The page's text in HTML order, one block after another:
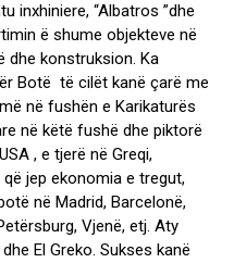
inxhiniere, “Albatros ”dhe
ë shume objekteve në
dhe konstruksion. Ka
Botë të cilët kanë çarë me
në fushën e Karikaturës
në këtë fushë dhe piktorë
, e tjerë në Greqi,
jep ekonomia e tregut,
në Madrid, Barcelonë,
Vjenë, etj. Aty
El Greko. Sukses kanë